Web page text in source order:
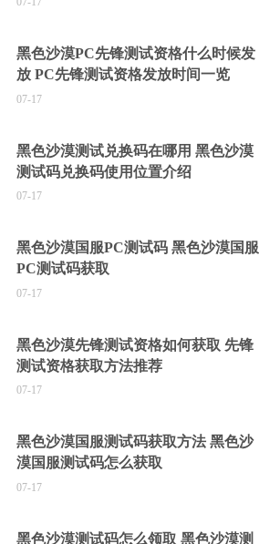
黑色沙漠PC先锋测试资格什么时候发
放 PC先锋测试资格发放时间一览
07-17
黑色沙漠测试兑换码在哪用 黑色沙漠
测试码兑换码使用位置介绍
07-17
黑色沙漠国服PC测试码 黑色沙漠国服
PC测试码获取
07-17
黑色沙漠先锋测试资格如何获取 先锋
测试资格获取方法推荐
07-17
黑色沙漠国服测试码获取方法 黑色沙
漠国服测试码怎么获取
07-17
黑色沙漠测试码怎么领取 黑色沙漠测